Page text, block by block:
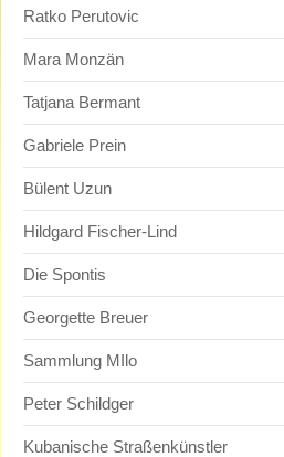
Ratko Perutovic
Mara Monzän
Tatjana Bermant
Gabriele Prein
Bülent Uzun
Hildgard Fischer-Lind
Die Spontis
Georgette Breuer
Sammlung MIlo
Peter Schildger
Kubanische Straßenkünstler